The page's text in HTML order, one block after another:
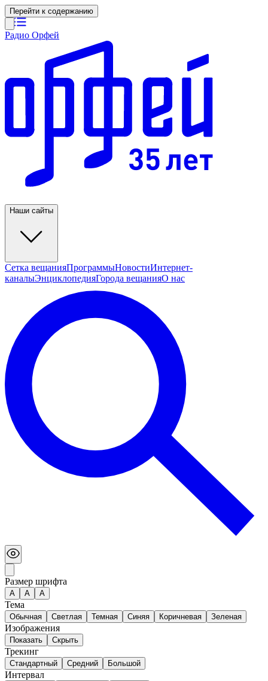
Перейти к содержанию
Радио Орфей
Наши сайты
Сетка вещанияПрограммыНовостиИнтернет-
каналыЭнциклопедияГорода вещанияО нас
Размер шрифта
А A A
Тема
Обычная Светлая Темная Синяя Коричневая Зеленая
Изображения
Показать Скрыть
Трекинг
Стандартный Средний Большой
Интервал